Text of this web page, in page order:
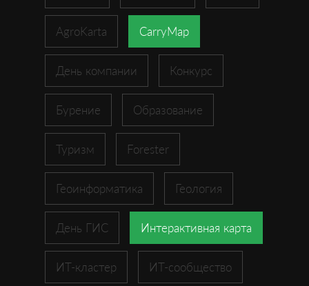
AgroKarta CarryMap
День компании Конкурс
Бурение Образование
Туризм Forester
Геоинформатика Геология
День ГИС Интерактивная карта
ИТ-кластер ИТ-сообщество